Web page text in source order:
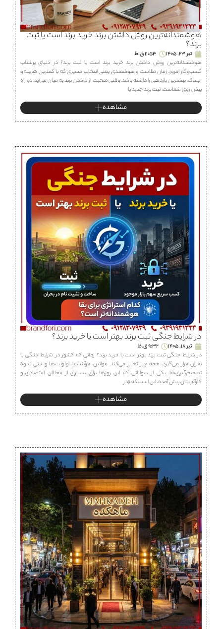
هوشمندانه‌ترین روش داشتن برند خرید برند است یا ثبت
برند؟
تیر 23, 1405
11:53 ق.ظ
هوشمندانه‌ترین روش داشتن برند خرید برند است یا ثبت برند؟ در دنیای پرشتاب
کسب‌وکار امروز، زمان طلاست و هوشمندی یعنی انتخاب مسیری که با کمترین هزینه و
ریسک، بیشترین بازدهی را داشته باشد. وقتی صحبت از داشتن برند به میان می‌آید، دو راه
پیش روی شماست: ثبت برند جدید یا
مشاهده
در شرایط جنگی ثبت برند بهتر است یا خرید برند؟
تیر 18, 1405
9:32 ق.ظ
در شرایط جنگی ثبت برند بهتر است یا خرید برند؟ زمانی که کشور در شرایط جنگی یا
بحران قرار می‌گیرد، همه چیز تغییر می‌کند. قوانین، فرآیندها، اولویت‌ها و حتی نحوه
تصمیم‌گیری‌ها. یکی از سوالاتی که این روزها برای بسیاری از فعالان اقتصادی و
کارآفرینان پیش آمده، این است که «در
مشاهده